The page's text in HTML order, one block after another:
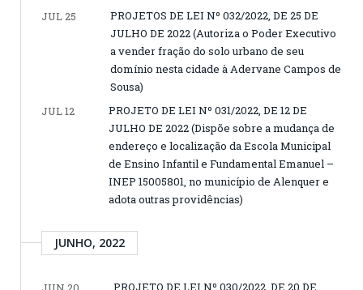
JUL 25
PROJETOS DE LEI Nº 032/2022, DE 25 DE
JULHO DE 2022 (Autoriza o Poder Executivo
a vender fração do solo urbano de seu
domínio nesta cidade à Adervane Campos de
Sousa)
JUL 12
PROJETO DE LEI Nº 031/2022, DE 12 DE
JULHO DE 2022 (Dispõe sobre a mudança de
endereço e localização da Escola Municipal
de Ensino Infantil e Fundamental Emanuel –
INEP 15005801, no município de Alenquer e
adota outras providências)
JUNHO, 2022
PROJETO DE LEI Nº 030/2022, DE 20 DE